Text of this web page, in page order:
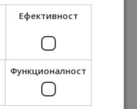
Ефективност
Функционалност